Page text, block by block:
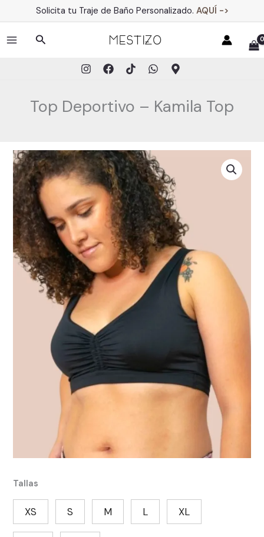
contenido
Solicita tu Traje de Baño Personalizado. AQUÍ ->
Buscar
Top Deportivo – Kamila Top
Tallas
XS S M L XL